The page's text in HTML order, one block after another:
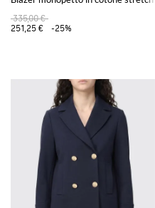
335,00 €
251,25 €
-25%